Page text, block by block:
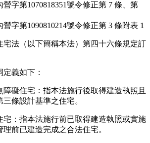
營字第1070818351號令修正第 7 條、第
營字第1090810214號令修正第 3 條附表 1
法（以下簡稱本法）第四十六條規定訂
義如下：
障礙住宅：指本法施行後取得建造執照且
三條設計基準之住宅。
宅：指本法施行前已取得建造執照或實施
理前已建造完成之合法住宅。